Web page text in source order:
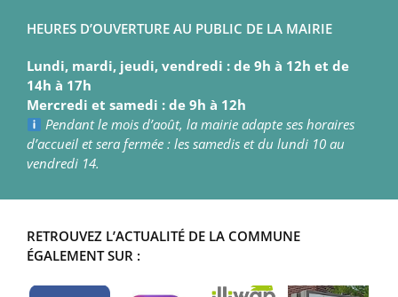
HEURES D’OUVERTURE AU PUBLIC DE LA MAIRIE
Lundi, mardi, jeudi, vendredi : de 9h à 12h et de
14h à 17h
Mercredi et samedi : de 9h à 12h
Pendant le mois d’août, la mairie adapte ses horaires
d’accueil et sera fermée : les samedis et du lundi 10 au
vendredi 14.
RETROUVEZ L’ACTUALITÉ DE LA COMMUNE
ÉGALEMENT SUR :